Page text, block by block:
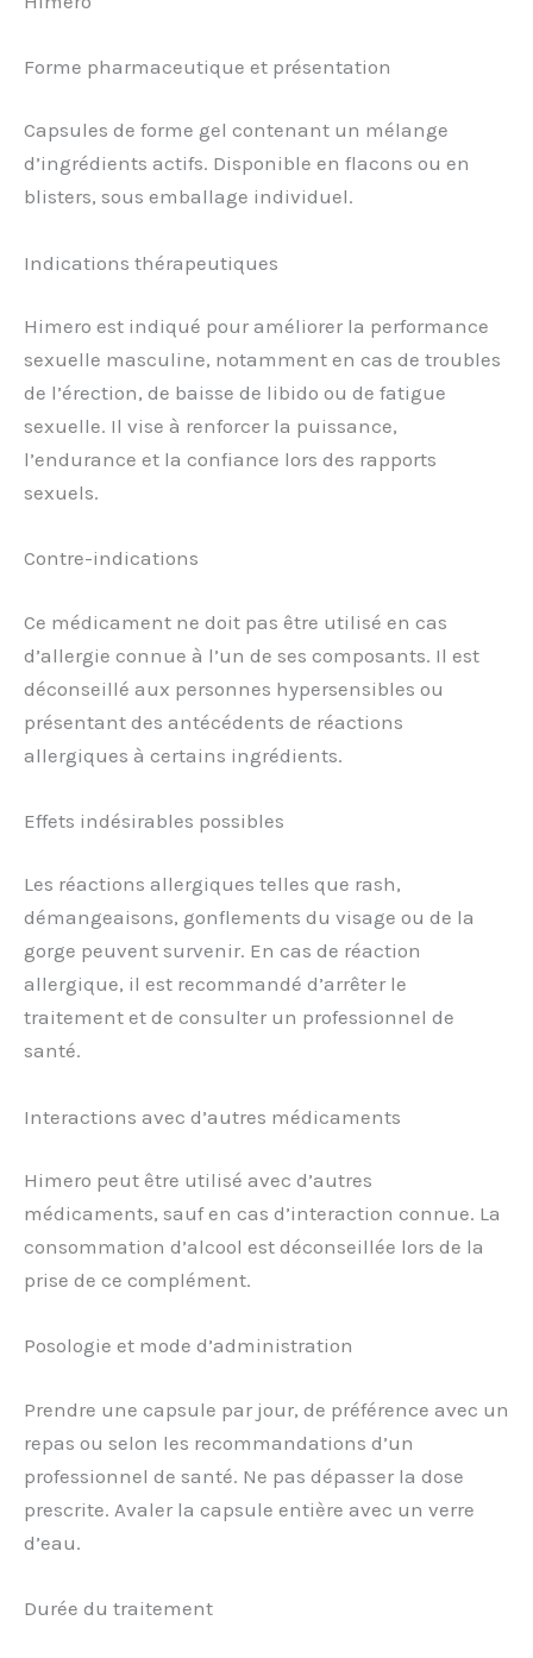
Forme pharmaceutique et présentation
Capsules de forme gel contenant un mélange
d’ingrédients actifs. Disponible en flacons ou en
blisters, sous emballage individuel.
Indications thérapeutiques
Himero est indiqué pour améliorer la performance
sexuelle masculine, notamment en cas de troubles
de l’érection, de baisse de libido ou de fatigue
sexuelle. Il vise à renforcer la puissance,
l’endurance et la confiance lors des rapports
sexuels.
Contre-indications
Ce médicament ne doit pas être utilisé en cas
d’allergie connue à l’un de ses composants. Il est
déconseillé aux personnes hypersensibles ou
présentant des antécédents de réactions
allergiques à certains ingrédients.
Effets indésirables possibles
Les réactions allergiques telles que rash,
démangeaisons, gonflements du visage ou de la
gorge peuvent survenir. En cas de réaction
allergique, il est recommandé d’arrêter le
traitement et de consulter un professionnel de
santé.
Interactions avec d’autres médicaments
Himero peut être utilisé avec d’autres
médicaments, sauf en cas d’interaction connue. La
consommation d’alcool est déconseillée lors de la
prise de ce complément.
Posologie et mode d’administration
Prendre une capsule par jour, de préférence avec un
repas ou selon les recommandations d’un
professionnel de santé. Ne pas dépasser la dose
prescrite. Avaler la capsule entière avec un verre
d’eau.
Durée du traitement